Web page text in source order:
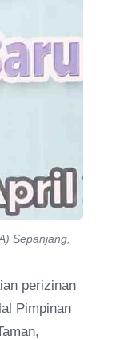
Sepanjang,
perizinan
Pimpinan